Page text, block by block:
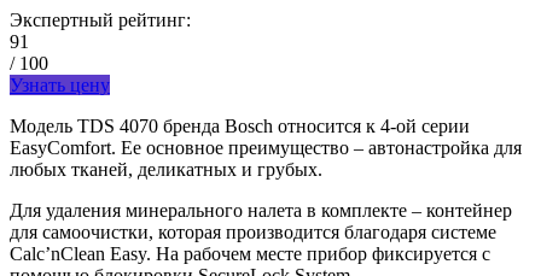
Экспертный рейтинг:
91
/ 100
Узнать цену
Модель TDS 4070 бренда Bosch относится к 4-ой серии
EasyComfort. Ее основное преимущество – автонастройка для
любых тканей, деликатных и грубых.
Для удаления минерального налета в комплекте – контейнер
для самоочистки, которая производится благодаря системе
Calc’nClean Easy. На рабочем месте прибор фиксируется с